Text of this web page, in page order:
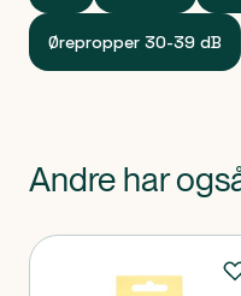
Ørepropper 30-39 dB
Andre har
Produkter